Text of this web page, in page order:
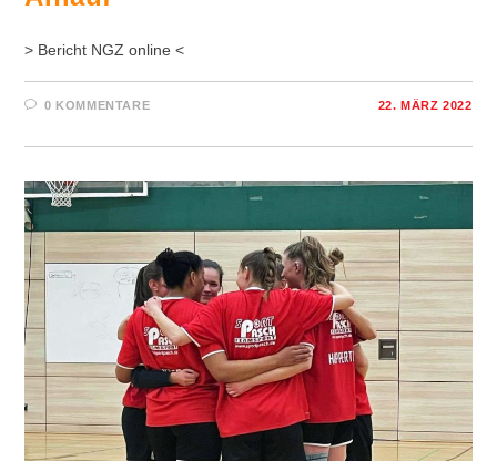
> Bericht NGZ online <
0 KOMMENTARE 22. MÄRZ 2022